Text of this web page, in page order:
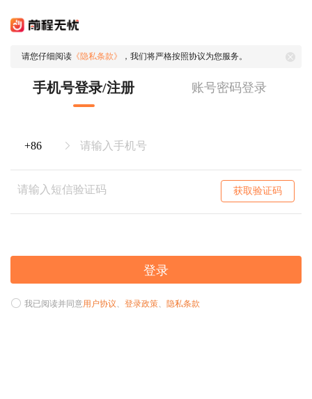
请您仔细阅读 《隐私条款》 ，我们将严格按照协议为您服务。
手机号登录/注册 账号密码登录
获取验证码
登录
我已阅读并同意用户协议、 登录政策、 隐私条款